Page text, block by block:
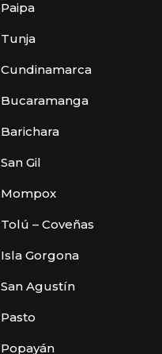
Paipa
Tunja
Cundinamarca
Bucaramanga
Barichara
San Gil
Mompox
Tolú – Coveñas
Isla Gorgona
San Agustín
Pasto
Popayán